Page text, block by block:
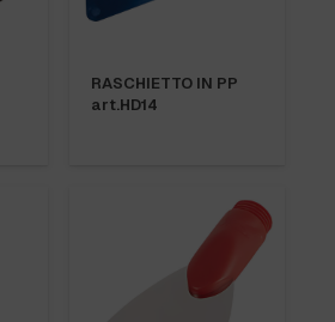
RASCHIETTO IN PP
art.HD14